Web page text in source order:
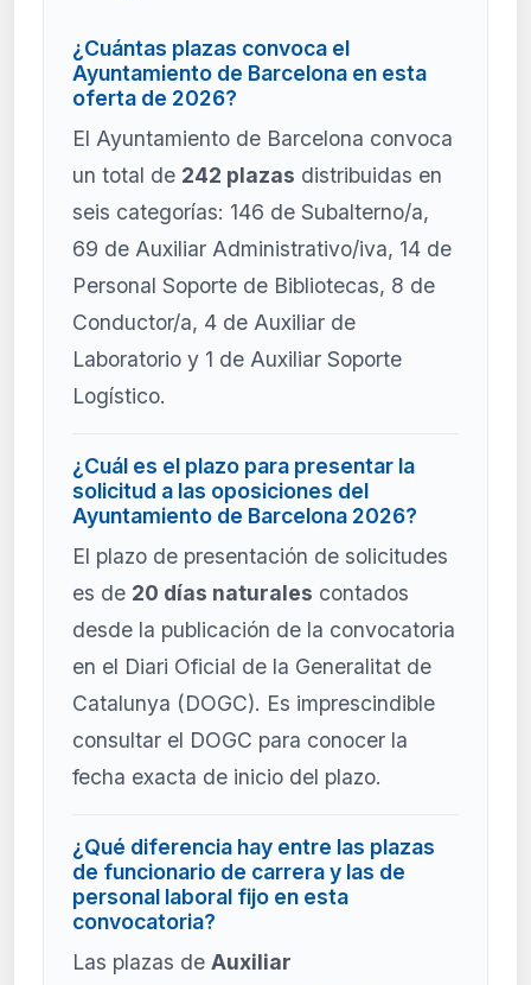
¿Cuántas plazas convoca el
Ayuntamiento de Barcelona en esta
oferta de 2026?
El Ayuntamiento de Barcelona convoca
un total de 242 plazas distribuidas en
seis categorías: 146 de Subalterno/a,
69 de Auxiliar Administrativo/iva, 14 de
Personal Soporte de Bibliotecas, 8 de
Conductor/a, 4 de Auxiliar de
Laboratorio y 1 de Auxiliar Soporte
Logístico.
¿Cuál es el plazo para presentar la
solicitud a las oposiciones del
Ayuntamiento de Barcelona 2026?
El plazo de presentación de solicitudes
es de 20 días naturales contados
desde la publicación de la convocatoria
en el Diari Oficial de la Generalitat de
Catalunya (DOGC). Es imprescindible
consultar el DOGC para conocer la
fecha exacta de inicio del plazo.
¿Qué diferencia hay entre las plazas
de funcionario de carrera y las de
personal laboral fijo en esta
convocatoria?
Las plazas de Auxiliar